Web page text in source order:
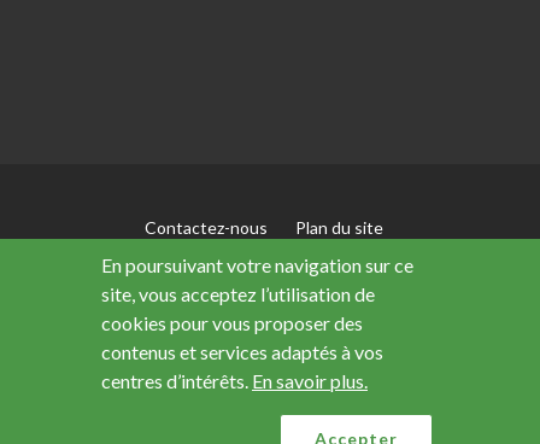
En poursuivant votre navigation sur ce
site, vous acceptez l’utilisation de
cookies pour vous proposer des
contenus et services adaptés à vos
centres d’intérêts. En savoir plus.
Accepter
Contactez-nous
Plan du site
Mentions légales
Accessibilité : non conforme
Données personnelles
Ce site a été financé avec le soutien de l’Union
européenne